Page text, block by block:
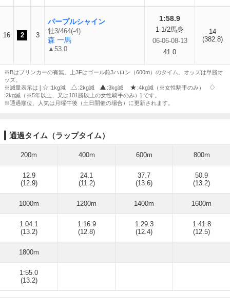
16 2 3
パープルシャイン
牡3/464(-4)
森 一馬
▲53.0
1:58.9
1 1/2馬身
06-06-08-13
41.0
14
(382.8)
※Bはブリンカーの有無。上3Fはゴール前3ハロン（600m）のタイム。オッズは単勝オ
ッズ。
※減量表示は [
:1kg減 :2kg減 :3kg減
:4kg減（※女性騎手のみ）
:2kg減（※5年以上、又は101勝以上の女性騎手のみ）] です。
※通過順位、人気は月曜午後（土日開催の場合）に更新されます。
通過タイム（ラップタイム）
200m 400m 600m 800m
12.9
(12.9)
24.1
(11.2)
37.7
(13.6)
50.9
(13.2)
1000m 1200m 1400m 1600m
1:04.1
(13.2)
1:16.9
(12.8)
1:29.3
(12.4)
1:41.8
(12.5)
1800m
1:55.0
(13.2)